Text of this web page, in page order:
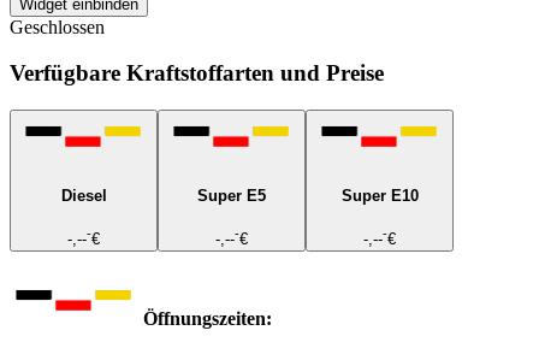
Widget einbinden
Geschlossen
Verfügbare Kraftstoffarten und Preise
Diesel
-,---€
Super E5
-,---€
Super E10
-,---€
Öffnungszeiten: